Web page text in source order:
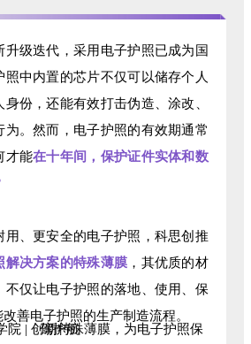
升级迭代，采用电子护照已成为国
照中内置的芯片不仅可以储存个人
份，还能有效打击伪造、涂改、
为。然而，电子护照的有效期通常
才能在十年间，保护证件实体和数
用、更安全的电子护照，科思创推
解决方案的特殊薄膜 ，其优质的材
不仅让电子护照的落地、使用、保
善电子护照的生产制造流程。